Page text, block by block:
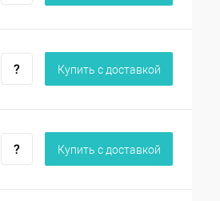
Купить c доставкой
Купить c доставкой